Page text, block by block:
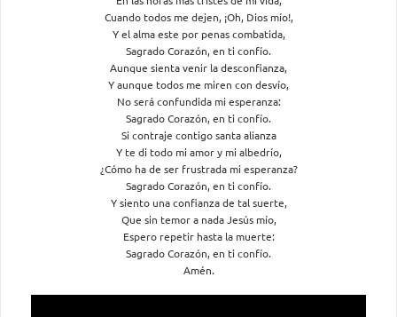
Cuando todos me dejen, ¡Oh, Dios mío!,
Y el alma este por penas combatida,
Sagrado Corazón, en ti confío.
Aunque sienta venir la desconfianza,
Y aunque todos me miren con desvío,
No será confundida mi esperanza:
Sagrado Corazón, en ti confío.
Si contraje contigo santa alianza
Y te di todo mi amor y mi albedrío,
¿Cómo ha de ser frustrada mi esperanza?
Sagrado Corazón, en ti confío.
Y siento una confianza de tal suerte,
Que sin temor a nada Jesús mío,
Espero repetir hasta la muerte:
Sagrado Corazón, en ti confío.
Amén.